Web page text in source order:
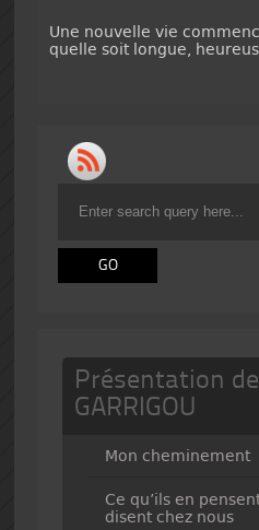
Une nouvelle vie
quelle soit longue,
Présentation de
GARRIGOU
Mon cheminement
Ce qu’ils en
disent chez nous